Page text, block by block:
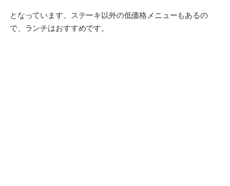
となっています。ステーキ以外の低価格メニューもあるの
で、ランチはおすすめです。